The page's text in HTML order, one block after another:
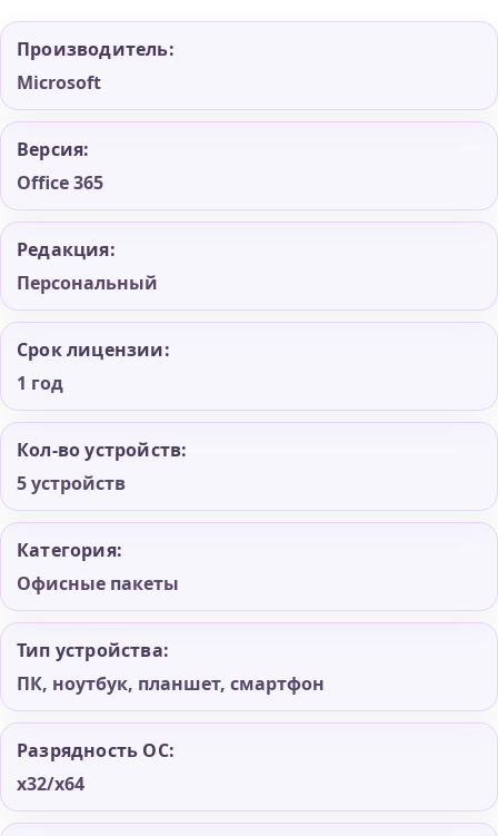
Производитель:
Microsoft
Версия:
Office 365
Редакция:
Персональный
Срок лицензии:
1 год
Кол-во устройств:
5 устройств
Категория:
Офисные пакеты
Тип устройства:
ПК, ноутбук, планшет, смартфон
Разрядность ОС:
x32/x64